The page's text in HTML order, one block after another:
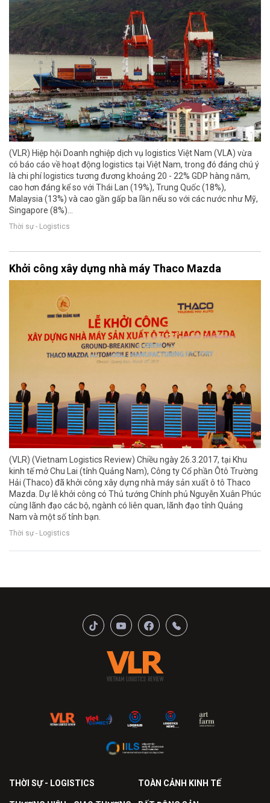
(VLR) Hiệp hội Doanh nghiệp dịch vụ logistics Việt Nam (VLA) vừa
có báo cáo về hoạt động logistics tại Việt Nam, trong đó đáng chú ý
là chi phí logistics tương đương khoảng 20 - 22% GDP hàng năm,
cao hơn đáng kể so với Thái Lan (19%), Trung Quốc (18%),
Malaysia (13%) và cao gần gấp ba lần nếu so với các nước như Mỹ,
Singapore (8%)...
Thời sự - Logistics
Khởi công xây dựng nhà máy Thaco Mazda
(VLR) (Vietnam Logistics Review) Chiều ngày 26.3.2017, tại Khu
kinh tế mở Chu Lai (tỉnh Quảng Nam), Công ty Cổ phần Ôtô Trường
Hải (Thaco) đã khởi công xây dựng nhà máy sản xuất ô tô Thaco
Mazda. Dự lễ khởi công có Thủ tướng Chính phủ Nguyễn Xuân Phúc
cùng lãnh đạo các bộ, ngành có liên quan, lãnh đạo tỉnh Quảng
Nam và một số tỉnh bạn.
Thời sự - Logistics
THỜI SỰ - LOGISTICS TOÀN CẢNH KINH TẾ